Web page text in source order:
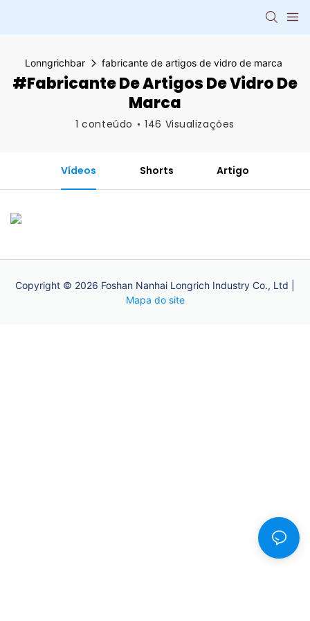
Lonngrichbar fabricante de artigos de vidro de marca
#fabricante De Artigos De Vidro De
Marca
1 conteúdo 146 Visualizações
Vídeos Shorts Artigo
Copyright © 2026 Foshan Nanhai Longrich Industry Co., Ltd |
Mapa do site